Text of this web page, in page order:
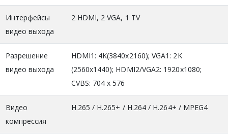
Интерфейсы
видео выхода
2 HDMI, 2 VGA, 1 TV
Разрешение
видео выхода
HDMI1: 4K(3840x2160); VGA1: 2K
(2560x1440); HDMI2/VGA2: 1920x1080;
CVBS: 704 x 576
Видео
компрессия
H.265 / H.265+ / H.264 / H.264+ / MPEG4